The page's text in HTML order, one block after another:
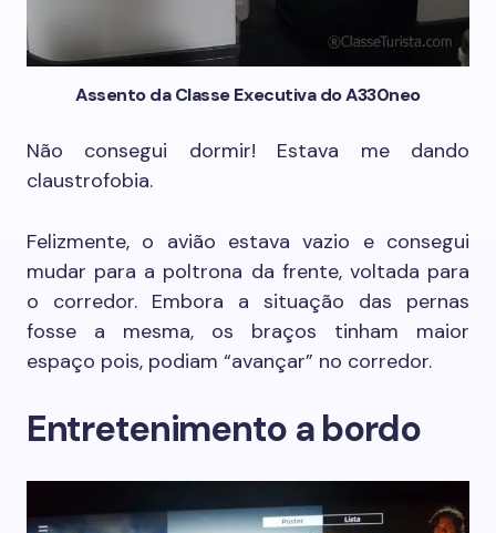
Assento da Classe Executiva do A330neo
Não consegui dormir! Estava me dando
claustrofobia.
Felizmente, o avião estava vazio e consegui
mudar para a poltrona da frente, voltada para
o corredor. Embora a situação das pernas
fosse a mesma, os braços tinham maior
espaço pois, podiam “avançar” no corredor.
Entretenimento a bordo